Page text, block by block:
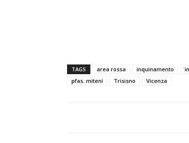
TAGS area rossa inquinamento
pfas. miteni
Trisisno Vicenza